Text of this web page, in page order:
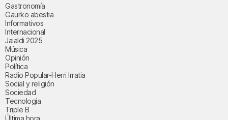
Gastronomía
Gaurko abestia
Informativos
Internacional
Jaialdi 2025
Música
Opinión
Política
Radio Popular-Herri Irratia
Social y religión
Sociedad
Tecnología
Triple B
Última hora